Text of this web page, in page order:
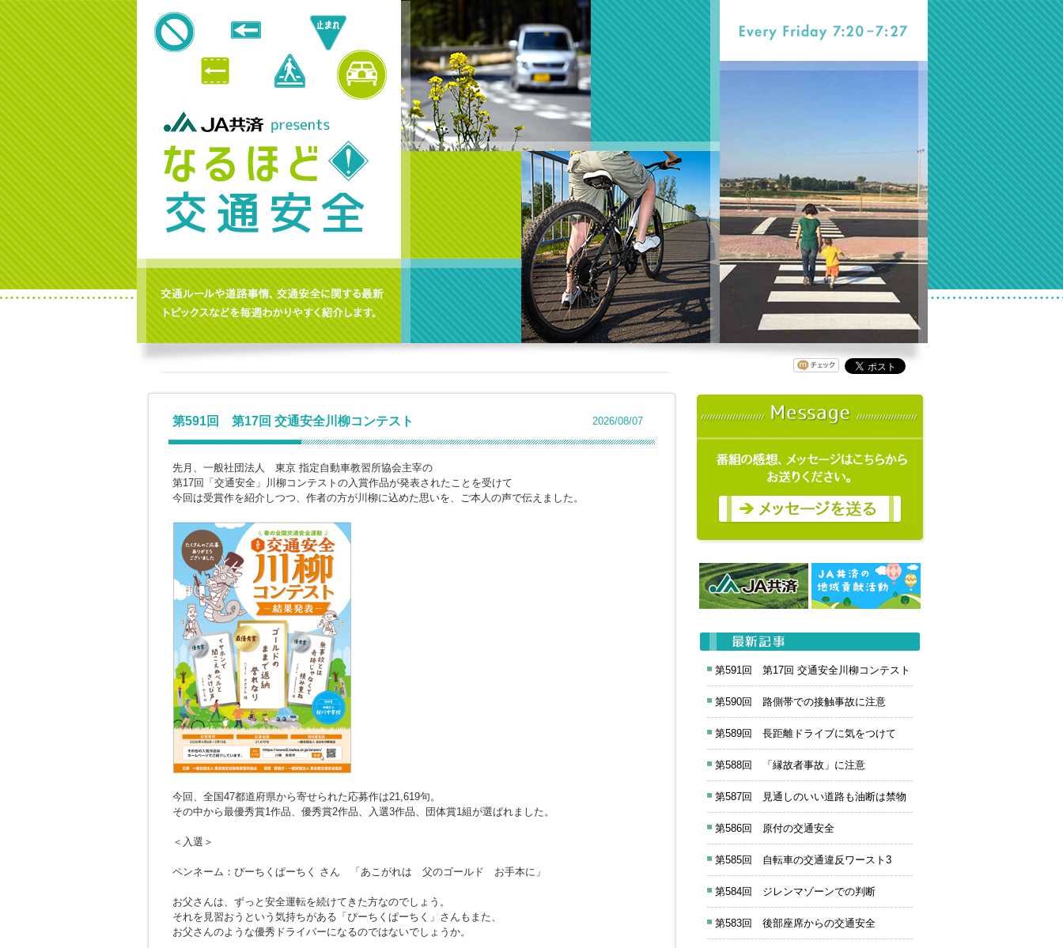
第591回 第17回 交通安全川柳コンテスト 2026/08/07
先月、一般社団法人 東京 指定自動車教習所協会主宰の
第17回「交通安全」川柳コンテストの入賞作品が発表されたことを受けて
今回は受賞作を紹介しつつ、作者の方が川柳に込めた思いを、ご本人の声で伝えました。
今回、全国47都道府県から寄せられた応募作は21,619句。
その中から最優秀賞1作品、優秀賞2作品、入選3作品、団体賞1組が選ばれました。
＜入選＞
ペンネーム：ぴーちくぱーちく さん 「あこがれは 父のゴールド お手本に」
お父さんは、ずっと安全運転を続けてきた方なのでしょう。
それを見習おうという気持ちがある「ぴーちくぱーちく」さんもまた、
お父さんのような優秀ドライバーになるのではないでしょうか。
第591回 第17回 交通安全川柳コンテスト
第590回 路側帯での接触事故に注意
第589回 長距離ドライブに気をつけて
第588回 「縁故者事故」に注意
第587回 見通しのいい道路も油断は禁物
第586回 原付の交通安全
第585回 自転車の交通違反ワースト3
第584回 ジレンマゾーンでの判断
第583回 後部座席からの交通安全